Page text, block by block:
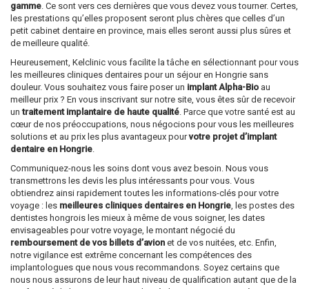
gamme. Ce sont vers ces dernières que vous devez vous tourner. Certes,
les prestations qu’elles proposent seront plus chères que celles d’un
petit cabinet dentaire en province, mais elles seront aussi plus sûres et
de meilleure qualité.
Heureusement, Kelclinic vous facilite la tâche en sélectionnant pour vous
les meilleures cliniques dentaires pour un séjour en Hongrie sans
douleur. Vous souhaitez vous faire poser un implant Alpha-Bio au
meilleur prix ? En vous inscrivant sur notre site, vous êtes sûr de recevoir
untraitement implantaire de haute qualité. Parce que votre santé est au
cœur de nos préoccupations, nous négocions pour vous les meilleures
solutions et au prix les plus avantageux pourvotre projet d’implant
dentaire en Hongrie.
Communiquez-nous les soins dont vous avez besoin. Nous vous
transmettrons les devis les plus intéressants pour vous. Vous
obtiendrez ainsi rapidement toutes les informations-clés pour votre
voyage : les meilleures cliniques dentaires en Hongrie, les postes des
dentistes hongrois les mieux à même de vous soigner, les dates
envisageables pour votre voyage, le montant négocié du
remboursement de vos billets d’avion et de vos nuitées, etc. Enfin,
notre vigilance est extrême concernant les compétences des
implantologues que nous vous recommandons. Soyez certains que
nous nous assurons de leur haut niveau de qualification autant que de la